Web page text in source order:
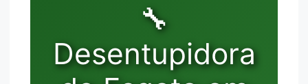
🔧
Desentupidora